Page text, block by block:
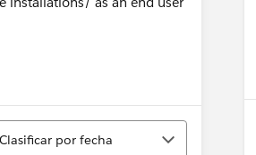
Clasificar por fecha